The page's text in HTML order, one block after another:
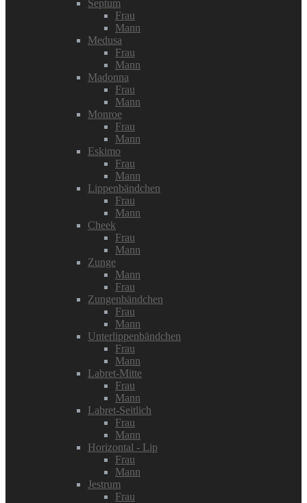
Septum
Frau
Mann
Medusa
Frau
Mann
Madonna
Frau
Mann
Monroe
Frau
Mann
Eskimo
Frau
Mann
Lippenbändchen
Frau
Mann
Cheek
Frau
Mann
Zunge
Mann
Frau
Zungenbändchen
Frau
Mann
Unterlippenbändchen
Frau
Mann
Labret-Mitte
Frau
Mann
Labret-Seitlich
Frau
Mann
Horizontal - Lip
Frau
Mann
Jestrum
Frau